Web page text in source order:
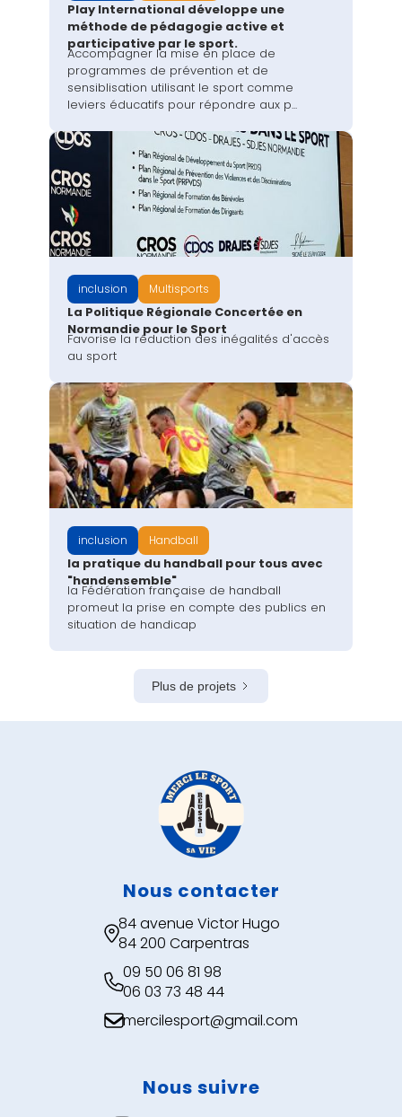
Play International développe une
méthode de pédagogie active et
participative par le sport.
Accompagner la mise en place de
programmes de prévention et de
sensiblisation utilisant le sport comme
leviers éducatifs pour répondre aux p...
inclusion Multisports
La Politique Régionale Concertée en
Normandie pour le Sport
Favorise la réduction des inégalités d'accès
au sport
inclusion Handball
la pratique du handball pour tous avec
"handensemble"
la Fédération française de handball
promeut la prise en compte des publics en
situation de handicap
Plus de projets
Nous contacter
84 avenue Victor Hugo
84 200 Carpentras
09 50 06 81 98
06 03 73 48 44
mercilesport@gmail.com
Nous suivre